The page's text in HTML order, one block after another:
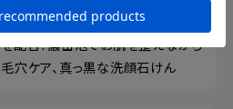
大注目の整肌成分「アゼライン酸」
を配合！濃密泡でお肌を整えながら
毛穴ケア、真っ黒な洗顔石けん